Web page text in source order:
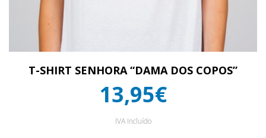
T-SHIRT SENHORA “DAMA DOS COPOS”
13,95€
IVA Incluído